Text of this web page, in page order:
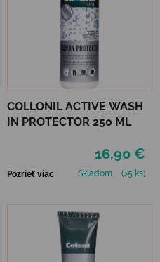
COLLONIL ACTIVE WASH
IN PROTECTOR 250 ML
16,90 €
Pozrieť viac Skladom (>5 ks)